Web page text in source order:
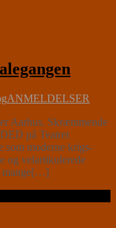
ANMELDELSER
Aarhus. Skræmmende
på Teatret
som moderne krigs-
og velartikulerede
mange[…]